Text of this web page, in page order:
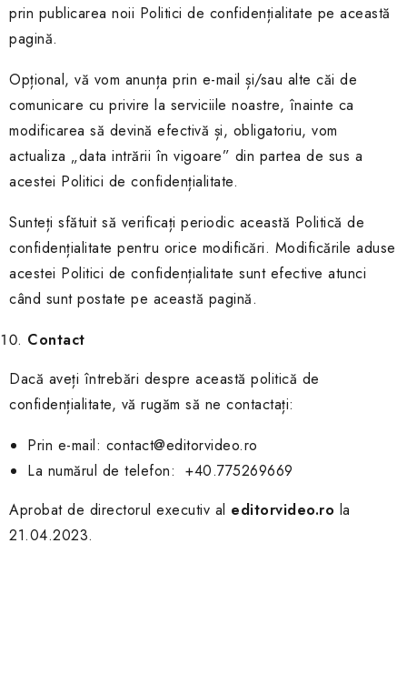
prin publicarea noii Politici de confidențialitate pe această
pagină.
Opțional, vă vom anunța prin e-mail și/sau alte căi de
comunicare cu privire la serviciile noastre, înainte ca
modificarea să devină efectivă și, obligatoriu, vom
actualiza „data intrării în vigoare” din partea de sus a
acestei Politici de confidențialitate.
Sunteți sfătuit să verificați periodic această Politică de
confidențialitate pentru orice modificări. Modificările aduse
acestei Politici de confidențialitate sunt efective atunci
când sunt postate pe această pagină.
Contact
Dacă aveți întrebări despre această politică de
confidențialitate, vă rugăm să ne contactați:
Prin e-mail: contact@editorvideo.ro
La numărul de telefon: +40.775269669
Aprobat de directorul executiv al editorvideo.ro la
21.04.2023.